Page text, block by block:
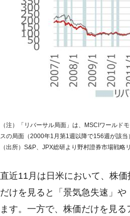
（注）「リバーサル局面」は、MSCIワール
スの局面（2000年1月第1週以降で156週が該当
（出所）S&P、JPX総研より野村證券市場戦略
直近11月は日米において、株
だけを見ると「景気急失速」
ます。一方で、株価だけを見